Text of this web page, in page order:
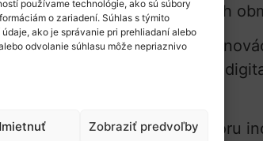
používame technológie, ako sú súbory
o zariadení. Súhlas s týmito
ako je správanie pri prehliadaní alebo
odvolanie súhlasu môže nepriaznivo
Zobraziť predvoľby
k zručnostiam z dôvodu ich
urýchľuje zavádzanie
ide o výzvy spojené s
mechanizmy na podporu